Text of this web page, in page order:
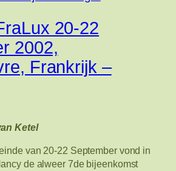
20-22
2002,
Frankrijk –
Ketel
van 20-22 September vond in
de alweer 7de bijeenkomst